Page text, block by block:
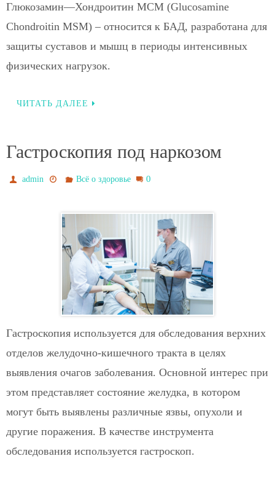
Глюкозамин—Хондроитин МСМ (Glucosamine
Chondroitin MSM) – относится к БАД, разработана для
защиты суставов и мышц в периоды интенсивных
физических нагрузок.
ЧИТАТЬ ДАЛЕЕ
Гастроскопия под наркозом
admin Всё о здоровье 0
Гастроскопия используется для обследования верхних
отделов желудочно-кишечного тракта в целях
выявления очагов заболевания. Основной интерес при
этом представляет состояние желудка, в котором
могут быть выявлены различные язвы, опухоли и
другие поражения. В качестве инструмента
обследования используется гастроскоп.